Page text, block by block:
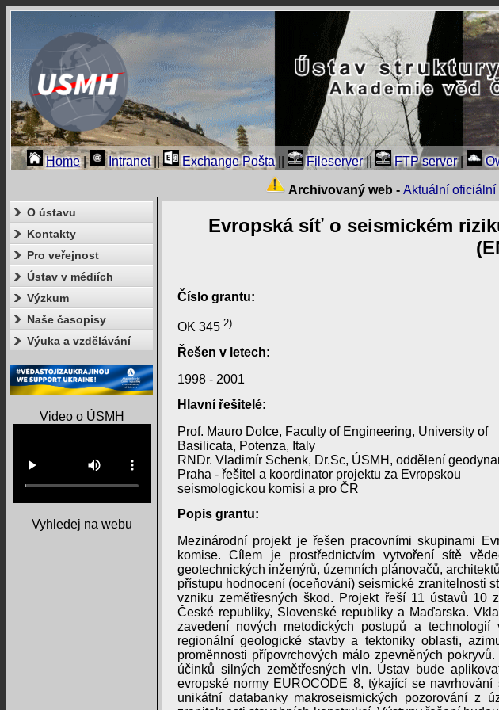
Home| Intranet|| Exchange Pošta Fileserver|| FTP server|
Archivovaný web - Aktuální oficiální
O ústavu
Kontakty
Pro veřejnost
Ústav v médiích
Výzkum
Naše časopisy
Výuka a vzdělávání
Video o ÚSMH
Vyhledej na webu
Evropská síť o seismickém
Číslo grantu:
OK 345 2)
Řešen v letech:
1998 - 2001
Hlavní řešitelé:
Prof. Mauro Dolce, Faculty of Engineering, University of
Basilicata, Potenza, Italy
RNDr. Vladimír Schenk, Dr.Sc, ÚSMH, oddělení
Praha - řešitel a koordinator projektu za Evropskou
seismologickou komisi a pro ČR
Popis grantu:
Mezinárodní projekt je řešen pracovními skupinami
komise. Cílem je prostřednictvím vytvoření sítě
geotechnických inženýrů, územních plánovačů,
přístupu hodnocení (oceňování) seismické zranitelnosti
vzniku zemětřesných škod. Projekt řeší 11 ústavů 10
České republiky, Slovenské republiky a Maďarska.
zavedení nových metodických postupů a
regionální geologické stavby a tektoniky oblasti,
proměnnosti přípovrchových málo zpevněných
účinků silných zemětřesných vln. Ústav bude
evropské normy EUROCODE 8, týkající se
unikátní databanky makroseismických pozorování